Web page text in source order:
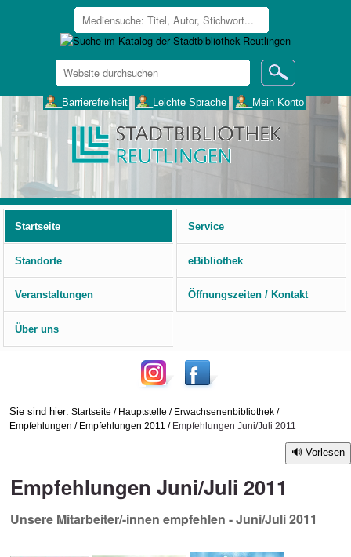
Website
durchsuchen
___Barrierefreiheit ___Leichte Sprache ___Mein Konto
Startseite
Service
Standorte eBibliothek
Veranstaltungen Öffnungszeiten / Kontakt
Über uns
Sie sind hier: Startseite / Hauptstelle / Erwachsenenbibliothek /
Empfehlungen / Empfehlungen 2011 / Empfehlungen Juni/Juli 2011
Vorlesen
Empfehlungen Juni/Juli 2011
Unsere Mitarbeiter/-innen empfehlen - Juni/Juli 2011